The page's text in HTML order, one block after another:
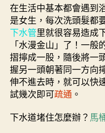
在生活中基本都會遇到
是女生，每次洗頭髮都
下水管里就很容易造成
「水漫金山」了！一
摺擰成一股，隨後將一
握另一頭朝著同一方向
伸不進去時，就可以快
試幾次即可疏通 。
下水道堵住怎麼辦？馬